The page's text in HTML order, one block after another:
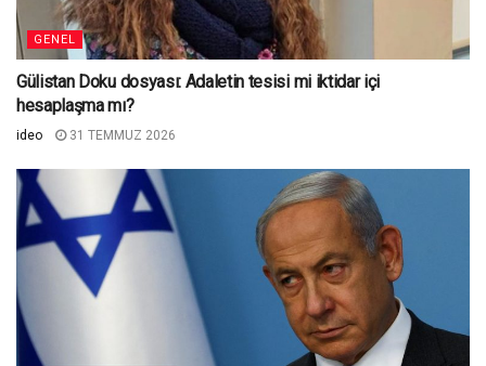
GENEL
Gülistan Doku dosyası: Adaletin tesisi mi iktidar içi
hesaplaşma mı?
ideo 31 TEMMUZ 2026